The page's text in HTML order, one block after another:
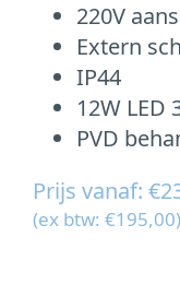
220V
Extern
IP44
12W LED
PVD
Prijs vanaf:
(ex btw: €195,00)